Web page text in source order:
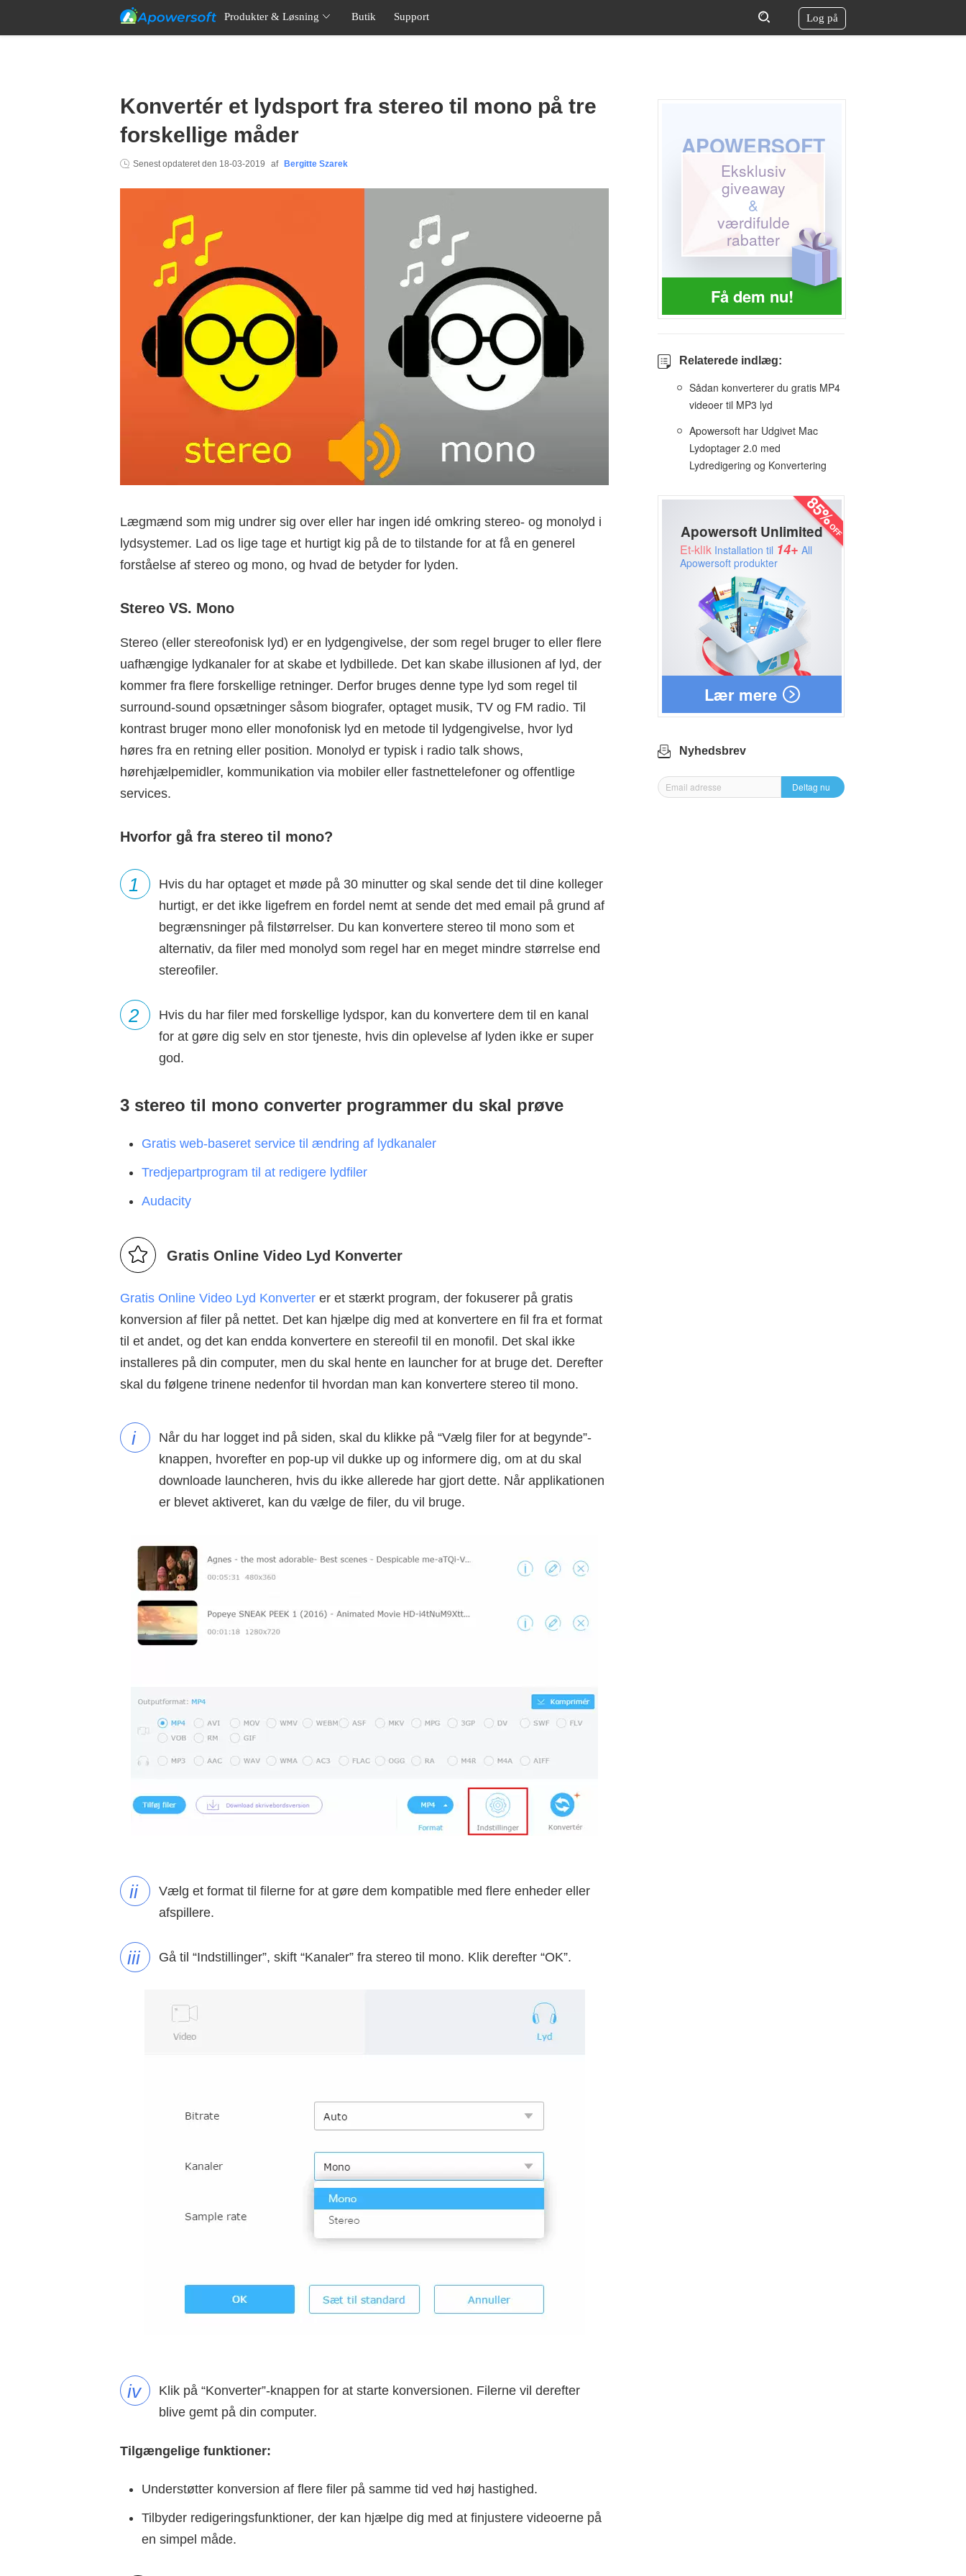
Produkter & Løsning Butik Support Log på
Konvertér et lydsport fra stereo til mono på tre
forskellige måder
Senest opdateret den 18-03-2019 af Bergitte Szarek
Lægmænd som mig undrer sig over eller har ingen idé omkring stereo- og monolyd i
lydsystemer. Lad os lige tage et hurtigt kig på de to tilstande for at få en generel
forståelse af stereo og mono, og hvad de betyder for lyden.
Stereo VS. Mono
Stereo (eller stereofonisk lyd) er en lydgengivelse, der som regel bruger to eller flere
uafhængige lydkanaler for at skabe et lydbillede. Det kan skabe illusionen af lyd, der
kommer fra flere forskellige retninger. Derfor bruges denne type lyd som regel til
surround-sound opsætninger såsom biografer, optaget musik, TV og FM radio. Til
kontrast bruger mono eller monofonisk lyd en metode til lydgengivelse, hvor lyd
høres fra en retning eller position. Monolyd er typisk i radio talk shows,
hørehjælpemidler, kommunikation via mobiler eller fastnettelefoner og offentlige
services.
Hvorfor gå fra stereo til mono?
1
Hvis du har optaget et møde på 30 minutter og skal sende det til dine kolleger
hurtigt, er det ikke ligefrem en fordel nemt at sende det med email på grund af
begrænsninger på filstørrelser. Du kan konvertere stereo til mono som et
alternativ, da filer med monolyd som regel har en meget mindre størrelse end
stereofiler.
2
Hvis du har filer med forskellige lydspor, kan du konvertere dem til en kanal
for at gøre dig selv en stor tjeneste, hvis din oplevelse af lyden ikke er super
god.
3 stereo til mono converter programmer du skal prøve
Gratis web-baseret service til ændring af lydkanaler
Tredjepartprogram til at redigere lydfiler
Audacity
Gratis Online Video Lyd Konverter
Gratis Online Video Lyd Konverter er et stærkt program, der fokuserer på gratis
konversion af filer på nettet. Det kan hjælpe dig med at konvertere en fil fra et format
til et andet, og det kan endda konvertere en stereofil til en monofil. Det skal ikke
installeres på din computer, men du skal hente en launcher for at bruge det. Derefter
skal du følgene trinene nedenfor til hvordan man kan konvertere stereo til mono.
i
Når du har logget ind på siden, skal du klikke på “Vælg filer for at begynde”-
knappen, hvorefter en pop-up vil dukke up og informere dig, om at du skal
downloade launcheren, hvis du ikke allerede har gjort dette. Når applikationen
er blevet aktiveret, kan du vælge de filer, du vil bruge.
ii
Vælg et format til filerne for at gøre dem kompatible med flere enheder eller
afspillere.
iii Gå til “Indstillinger”, skift “Kanaler” fra stereo til mono. Klik derefter “OK”.
iv
Klik på “Konverter”-knappen for at starte konversionen. Filerne vil derefter
blive gemt på din computer.
Tilgængelige funktioner:
Understøtter konversion af flere filer på samme tid ved høj hastighed.
Tilbyder redigeringsfunktioner, der kan hjælpe dig med at finjustere videoerne på
en simpel måde.
Få dem nu!
APOWERSOFT
Eksklusiv
giveaway
&
værdifulde
rabatter
Relaterede indlæg:
Sådan konverterer du gratis MP4
videoer til MP3 lyd
Apowersoft har Udgivet Mac
Lydoptager 2.0 med
Lydredigering og Konvertering
Lær mere
Apowersoft Unlimited
Et-klik Installation til 14+ All
Apowersoft produkter
Nyhedsbrev
Deltag nu